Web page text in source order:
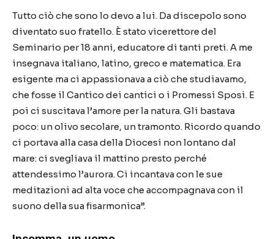
Tutto ciò che sono lo devo a lui. Da discepolo sono
diventato suo fratello. È stato vicerettore del
Seminario per 18 anni, educatore di tanti preti. A me
insegnava italiano, latino, greco e matematica. Era
esigente ma ci appassionava a ciò che studiavamo,
che fosse il Cantico dei cantici o i Promessi Sposi. E
poi ci suscitava l’amore per la natura. Gli bastava
poco: un olivo secolare, un tramonto. Ricordo quando
ci portava alla casa della Diocesi non lontano dal
mare: ci svegliava il mattino presto perché
attendessimo l’aurora. Ci incantava con le sue
meditazioni ad alta voce che accompagnava con il
suono della sua fisarmonica”.